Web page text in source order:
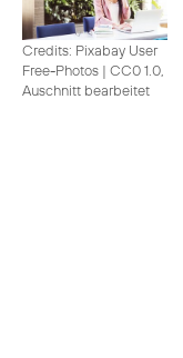
Credits: Pixabay User
Free-Photos | CC0 1.0,
Auschnitt bearbeitet